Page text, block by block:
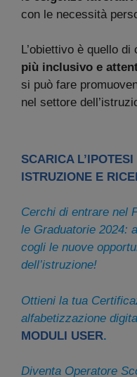
con le necessità
L’obiettivo è quello
più inclusivo e
si può fare
nel settore
SCARICA
ISTRUZIONE E
Cerchi di entrare nel
le Graduatorie 2024:
cogli le nuove
dell’istruzione!
Ottieni la tua
alfabetizzazione
MODULI USER.
Diventa Operatore